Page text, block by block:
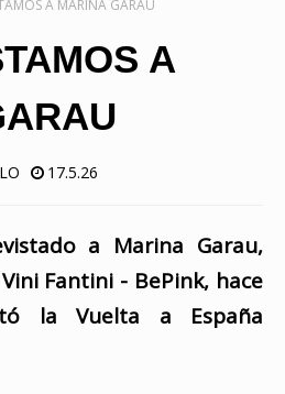
A MARINA GARAU
A
17.5.26
a Marina Garau,
Vini Fantini - BePink, hace
la Vuelta a España